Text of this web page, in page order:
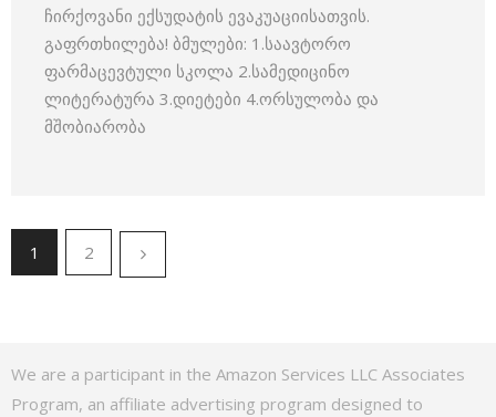
ჩირქოვანი ექსუდატის ევაკუაციისათვის.
გაფრთხილება! ბმულები: 1.საავტორო
ფარმაცევტული სკოლა 2.სამედიცინო
ლიტერატურა 3.დიეტები 4.ორსულობა და
მშობიარობა
1 2
We are a participant in the Amazon Services LLC Associates
Program, an affiliate advertising program designed to